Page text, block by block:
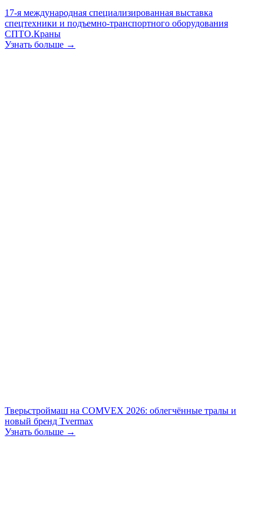
17-я международная специализированная выставка
спецтехники и подъемно-транспортного оборудования
СПТО.Краны
Узнать больше →
Тверьстроймаш на COMVEX 2026: облегчённые тралы и
новый бренд Tvermax
Узнать больше →